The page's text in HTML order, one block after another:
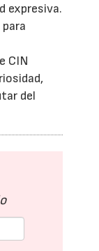
expresiva.
CIN
del